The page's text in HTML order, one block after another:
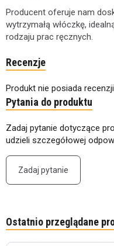
Producent oferuje nam
wytrzymałą włóczkę,
rodzaju prac ręcznych.
Recenzje
Produkt nie posiada
Pytania do produktu
Zadaj pytanie dotyczące
udzieli szczegółowej
Zadaj pytanie
Ostatnio przeglądane